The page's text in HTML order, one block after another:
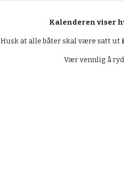
Kalenderen viser
Husk at alle båter skal være satt ut
Vær vennlig å